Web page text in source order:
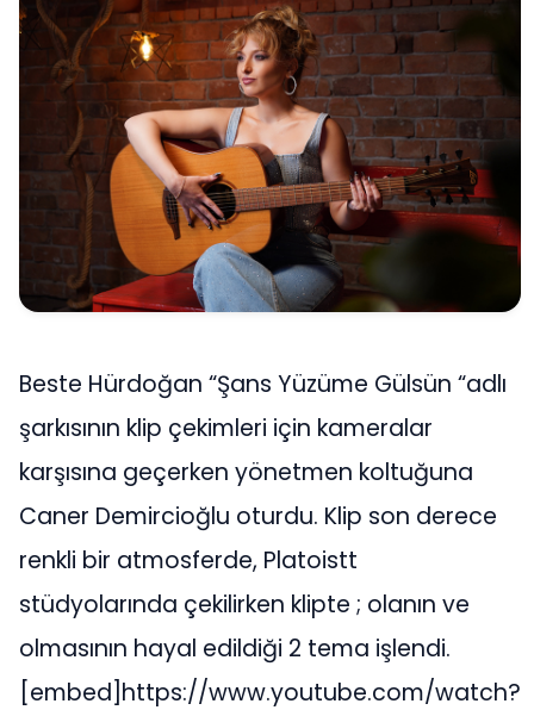
Beste Hürdoğan “Şans Yüzüme Gülsün “adlı
şarkısının klip çekimleri için kameralar
karşısına geçerken yönetmen koltuğuna
Caner Demircioğlu oturdu. Klip son derece
renkli bir atmosferde, Platoistt
stüdyolarında çekilirken klipte ; olanın ve
olmasının hayal edildiği 2 tema işlendi.
[embed]https://www.youtube.com/watch?